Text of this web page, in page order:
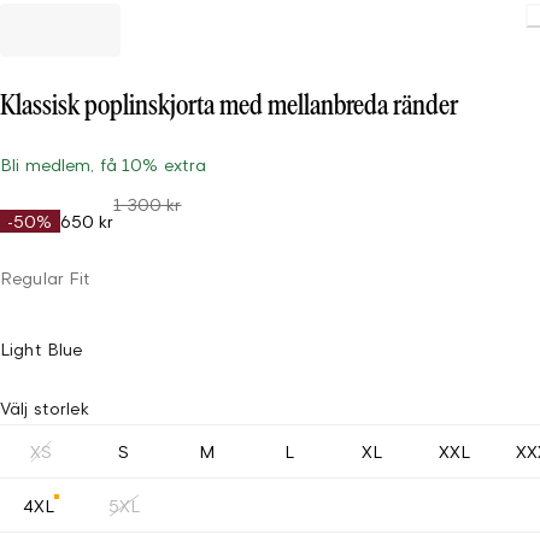
Klassisk poplinskjorta med mellanbreda ränder
Bli medlem, få 10% extra
-50% 650 kr
1 300 kr
Regular Fit
Light Blue
Välj storlek
XS S M L XL XXL
4XL 5XL